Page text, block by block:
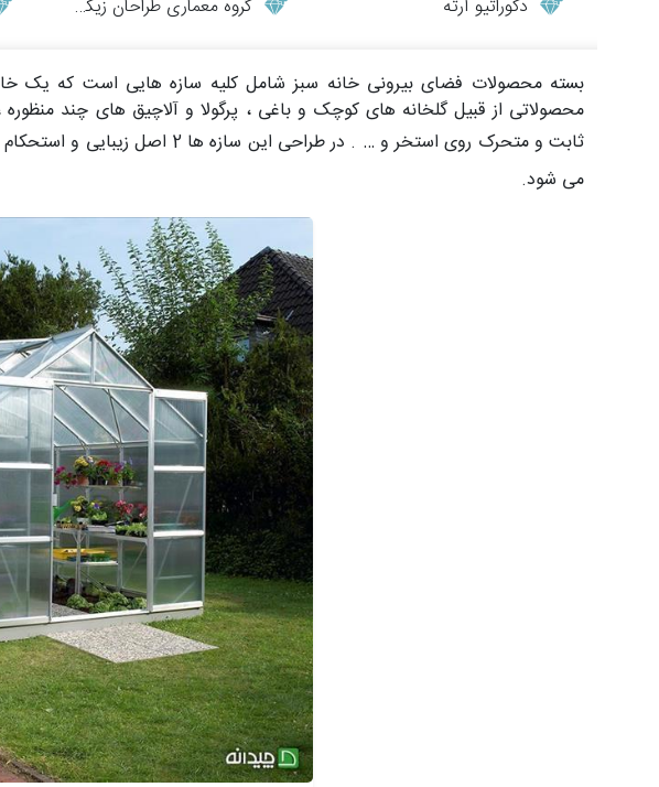
دکوراتیو آرته گروه معماری طراحان زیگورات
بسته محصولات فضای بیرونی خانه سبز شامل کلیه سازه هایی است که یک
محصولاتی از قبیل گلخانه های کوچک و باغی ، پرگولا و آلاچیق های چند
ثابت و متحرک روی استخر و … .
در طراحی این سازه ها 2
می شود.